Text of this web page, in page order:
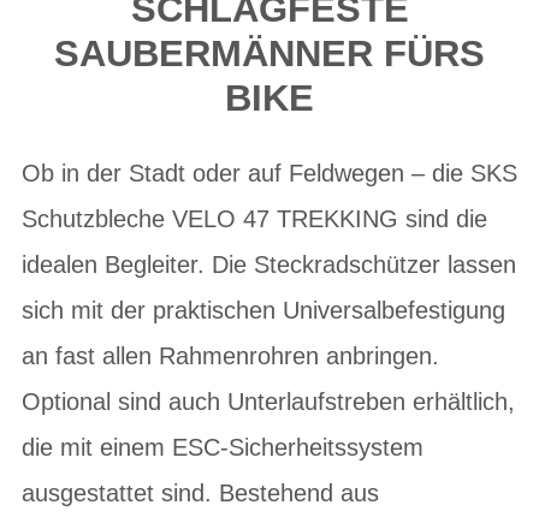
SCHLAGFESTE
SAUBERMÄNNER FÜRS
BIKE
Ob in der Stadt oder auf Feldwegen – die SKS
Schutzbleche VELO 47 TREKKING sind die
idealen Begleiter. Die Steckradschützer lassen
sich mit der praktischen Universalbefestigung
an fast allen Rahmenrohren anbringen.
Optional sind auch Unterlaufstreben erhältlich,
die mit einem ESC-Sicherheitssystem
ausgestattet sind. Bestehend aus